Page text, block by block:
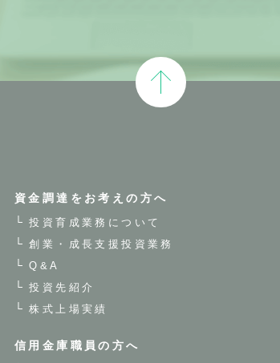
資金調達をお考えの方へ
投資育成業務について
創業・成長支援投資業務
Q&A
投資先紹介
株式上場実績
信用金庫職員の方へ